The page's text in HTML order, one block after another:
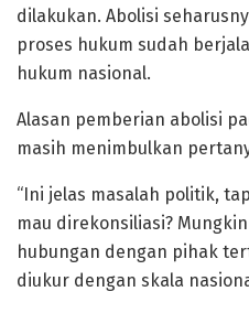
dilakukan. Abolisi
proses hukum sudah
hukum nasional.
Alasan pemberian abolisi
masih menimbulkan
“Ini jelas masalah politik,
mau direkonsiliasi?
hubungan dengan pihak
diukur dengan skala